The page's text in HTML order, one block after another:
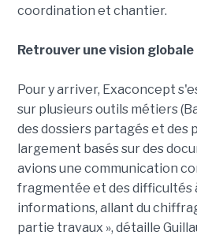
coordination et chantier.
Retrouver une vision
Pour y arriver, Exaconcept
sur plusieurs outils métiers
des dossiers partagés et des
largement basés sur des
avions une communication
fragmentée et des difficultés
informations, allant du
partie travaux », détaille